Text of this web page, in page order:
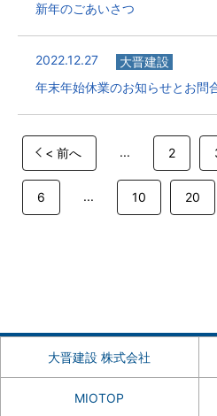
新年のごあいさつ
2022.12.27
大晋建設
年末年始休業のお知らせとお問
< 前へ ... 2
6 ... 10 20
大晋建設 株式会社
MIOTOP